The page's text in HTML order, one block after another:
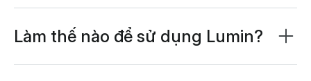
Làm thế nào để sử dụng Lumin?